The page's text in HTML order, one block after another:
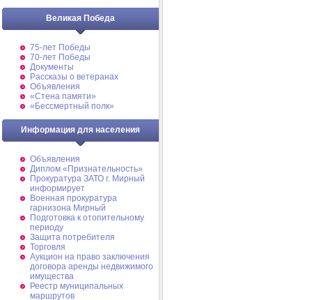
Великая Победа
75-лет Победы
70-лет Победы
Документы
Рассказы о ветеранах
Объявления
«Стена памяти»
«Бессмертный полк»
Информация для населения
Объявления
Диплом «Признательность»
Прокуратура ЗАТО г. Мирный
информирует
Военная прокуратура
гарнизона Мирный
Подготовка к отопительному
периоду
Защита потребителя
Торговля
Аукцион на право заключения
договора аренды недвижимого
имущества
Реестр муниципальных
маршрутов